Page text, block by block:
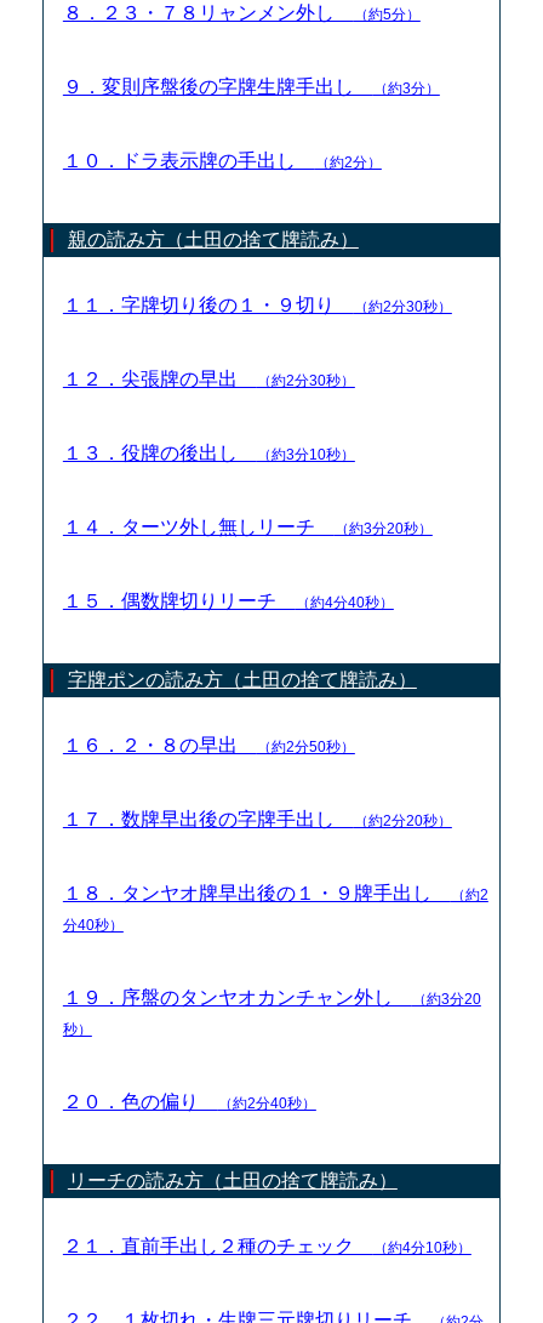
８．２３・７８リャンメン外し （約5分）
９．変則序盤後の字牌生牌手出し （約3分）
１０．ドラ表示牌の手出し （約2分）
親の読み方（土田の捨て牌読み）
１１．字牌切り後の１・９切り （約2分30秒）
１２．尖張牌の早出 （約2分30秒）
１３．役牌の後出し （約3分10秒）
１４．ターツ外し無しリーチ （約3分20秒）
１５．偶数牌切りリーチ （約4分40秒）
字牌ポンの読み方（土田の捨て牌読み）
１６．２・８の早出 （約2分50秒）
１７．数牌早出後の字牌手出し （約2分20秒）
１８．タンヤオ牌早出後の１・９牌手出し
（約2
分40秒）
１９．序盤のタンヤオカンチャン外し
（約3分20
秒）
２０．色の偏り （約2分40秒）
リーチの読み方（土田の捨て牌読み）
２１．直前手出し２種のチェック （約4分10秒）